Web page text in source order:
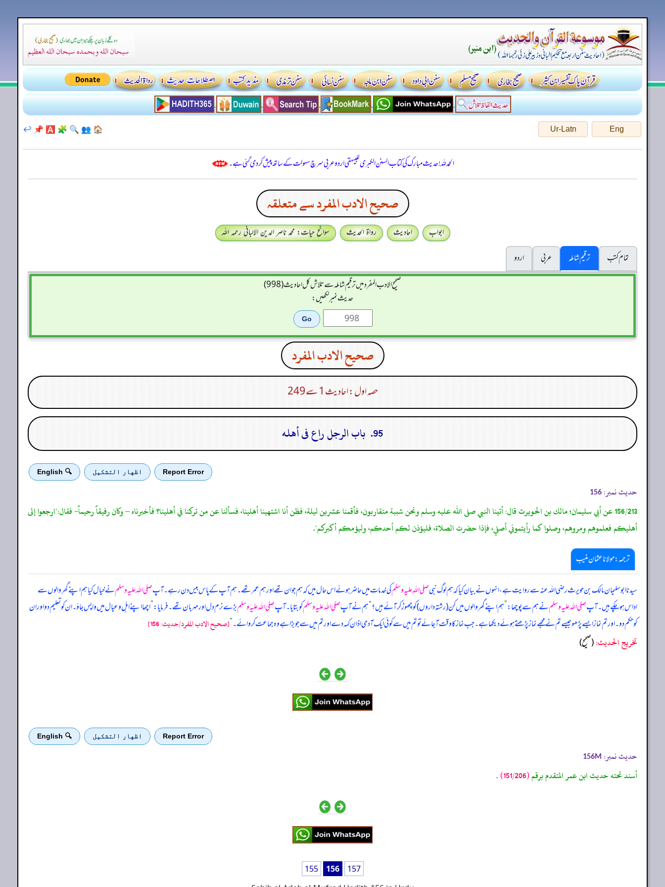
Eng
Ur-Latn
🏠
👥
🔍
🧩
🅰️
📌
↩️
الحمدللہ! حدیث مبارک کی کتاب السنن الكبرى للبيهقي اردو عربی سرچ سہولت کے ساتھ پیش کر دی گئی ہے۔
صحيح الادب المفرد سے متعلقہ
ابواب احادیث رواۃ الحدیث
سوانح حیات: محمد ناصر الدین الالبانی رحمہ اللہ
تمام کتب
ترقیم شاملہ عربی
اردو
صحيح الادب المفرد میں ترقیم شاملہ سے تلاش کل احادیث (998)
حدیث نمبر لکھیں:
صحيح الادب المفرد
حصہ اول : احادیث 1 سے 249
95. باب الرجل راع فى أهله
Report Error اظهار التشكيل 🔍 English
حدیث نمبر: 156
156/213 عن أبي سليمان؛ مالك بن الحويرث قال: أتينا النبي صلى الله عليه وسلم ونحن شببة متقاربون، فأقمنا عشرين ليلة، فظن أنا اشتهينا أهلينا، فسألنا عن من تركنا في أهلينا؟ فأخبرناه – وكان رفيقاً رحيماً- فقال:"ارجعوا إلى
أهليكم فعلموهم ومروهم، وصلوا كما رأيتموني أصلي، فإذا حضرت الصلاة، فليؤذن لكم أحدكم، وليؤمكم أكبركم".
ترجمہ:مولانا عثمان منیب
سیدنا ابوسلیمان مالک بن حویرث رضی اللہ عنہ سے روایت ہے، انہوں نے بیان کیا کہ ہم لوگ نبیصلی اللہ علیہ وسلمکی خدمات میں حاضر ہوئے اس حال میں کہ ہم جوان تھے اور ہم عمر تھے۔ ہم آپ کے پاس بیس دن رہے۔ آپصلی اللہ علیہ وسلمنے خیال کیا ہم اپنے گھر والوں سے
اداس ہو چکے ہیں۔ آپصلی اللہ علیہ وسلمنے ہم سے پوچھا:”ہم اپنے گھر والوں میں کن (رشتہ داروں) کو چھوڑ کر آئے ہیں؟“ہم نے آپصلی اللہ علیہ وسلمکو بتایا۔ آپصلی اللہ علیہ وسلمبڑے نرم دل اور مہربان تھے۔ فرمایا:”اچھا اپنے اہل و عیال میں واپس جاؤ۔ ان کو تعلیم دو اور ان
کو حکم دو۔ اور تم نماز ایسے پڑھو جیسے تم نے مجھے نماز پڑھتے ہوئے دیکھا ہے۔ جب نماز کا وقت آ جائے تو تم میں سے کوئی ایک آدمی اذان کہہ دے اور تم میں سے جو بڑا ہے وہ جماعت کروائے۔“[صحيح الادب المفرد/حدیث: 156]
تخریج الحدیث:(صحيح)
Report Error اظهار التشكيل 🔍 English
حدیث نمبر: 156M
أسند تحته حديث ابن عمر المتقدم برقم(151/206)
.
155 156
157